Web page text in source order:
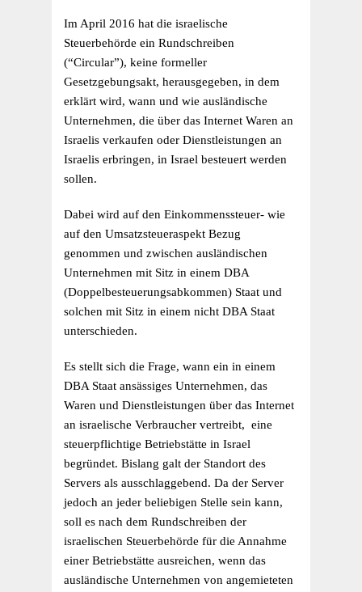
Im April 2016 hat die israelische
Steuerbehörde ein Rundschreiben
(“Circular”), keine formeller
Gesetzgebungsakt, herausgegeben, in dem
erklärt wird, wann und wie ausländische
Unternehmen, die über das Internet Waren an
Israelis verkaufen oder Dienstleistungen an
Israelis erbringen, in Israel besteuert werden
sollen.
Dabei wird auf den Einkommenssteuer- wie
auf den Umsatzsteueraspekt Bezug
genommen und zwischen ausländischen
Unternehmen mit Sitz in einem DBA
(Doppelbesteuerungsabkommen) Staat und
solchen mit Sitz in einem nicht DBA Staat
unterschieden.
Es stellt sich die Frage, wann ein in einem
DBA Staat ansässiges Unternehmen, das
Waren und Dienstleistungen über das Internet
an israelische Verbraucher vertreibt, eine
steuerpflichtige Betriebstätte in Israel
begründet. Bislang galt der Standort des
Servers als ausschlaggebend. Da der Server
jedoch an jeder beliebigen Stelle sein kann,
soll es nach dem Rundschreiben der
israelischen Steuerbehörde für die Annahme
einer Betriebstätte ausreichen, wenn das
ausländische Unternehmen von angemieteten